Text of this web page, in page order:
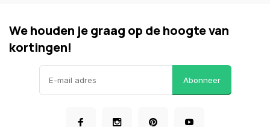
We houden je graag op de hoogte van
kortingen!
Abonneer